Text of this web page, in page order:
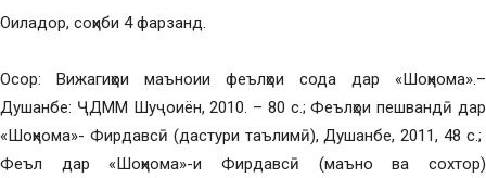
Оиладор, соҳиби 4 фарзанд.
Осор: Вижагиҳои маъноии феълҳои сода дар «Шоҳнома».–
Душанбе: ҶДММ Шуҷоиён, 2010. – 80 с.; Феълҳои пешвандӣ дар
«Шоҳнома»- Фирдавсӣ (дастури таълимӣ), Душанбе, 2011, 48 с.;
Феъл дар «Шоҳнома»-и Фирдавсӣ (маъно ва сохтор)